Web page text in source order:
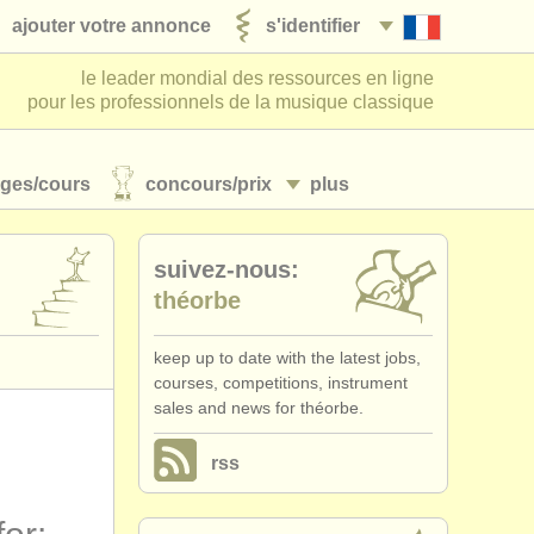
s'identifier
ajouter votre annonce
le leader mondial des ressources en ligne
pour les professionnels de la musique classique
plus
cours concours/prix
suivez-nous:
théorbe
keep up to date with the latest jobs,
courses, competitions, instrument
sales and news for théorbe.
rss